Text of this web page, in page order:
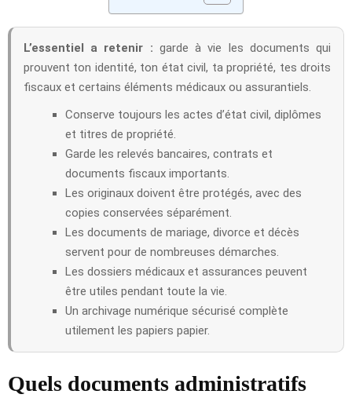
L’essentiel a retenir : garde à vie les documents qui
prouvent ton identité, ton état civil, ta propriété, tes droits
fiscaux et certains éléments médicaux ou assurantiels.
Conserve toujours les actes d’état civil, diplômes
et titres de propriété.
Garde les relevés bancaires, contrats et
documents fiscaux importants.
Les originaux doivent être protégés, avec des
copies conservées séparément.
Les documents de mariage, divorce et décès
servent pour de nombreuses démarches.
Les dossiers médicaux et assurances peuvent
être utiles pendant toute la vie.
Un archivage numérique sécurisé complète
utilement les papiers papier.
Quels documents administratifs